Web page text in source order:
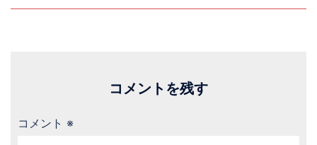
コメントを残す
コメント ※